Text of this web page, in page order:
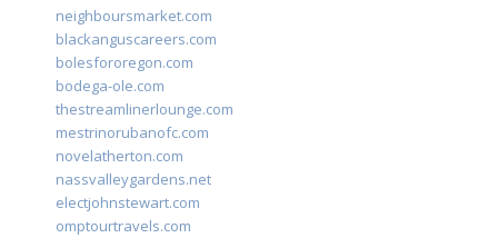
neighboursmarket.com
blackanguscareers.com
bolesfororegon.com
bodega-ole.com
thestreamlinerlounge.com
mestrinorubanofc.com
novelatherton.com
nassvalleygardens.net
electjohnstewart.com
omptourtravels.com